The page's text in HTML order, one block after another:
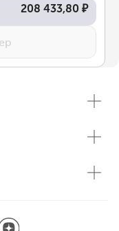
208 433,80 ₽